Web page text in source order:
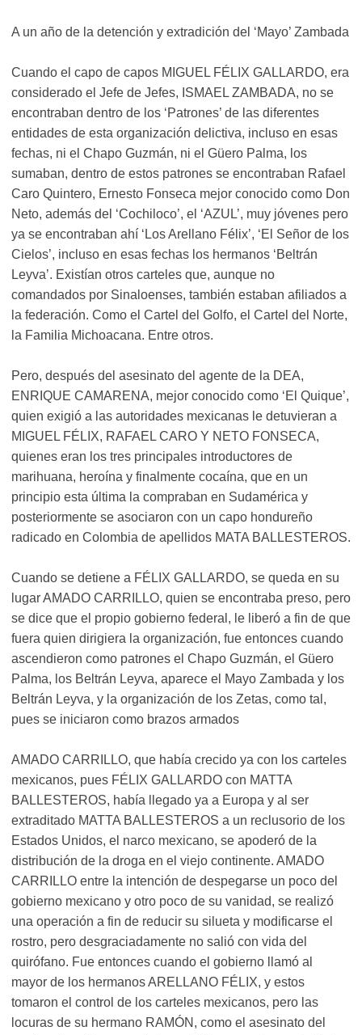
A un año de la detención y extradición del ‘Mayo’ Zambada
Cuando el capo de capos MIGUEL FÉLIX GALLARDO, era
considerado el Jefe de Jefes, ISMAEL ZAMBADA, no se
encontraban dentro de los ‘Patrones’ de las diferentes
entidades de esta organización delictiva, incluso en esas
fechas, ni el Chapo Guzmán, ni el Güero Palma, los
sumaban, dentro de estos patrones se encontraban Rafael
Caro Quintero, Ernesto Fonseca mejor conocido como Don
Neto, además del ‘Cochiloco’, el ‘AZUL’, muy jóvenes pero
ya se encontraban ahí ‘Los Arellano Félix’, ‘El Señor de los
Cielos’, incluso en esas fechas los hermanos ‘Beltrán
Leyva’. Existían otros carteles que, aunque no
comandados por Sinaloenses, también estaban afiliados a
la federación. Como el Cartel del Golfo, el Cartel del Norte,
la Familia Michoacana. Entre otros.
Pero, después del asesinato del agente de la DEA,
ENRIQUE CAMARENA, mejor conocido como ‘El Quique’,
quien exigió a las autoridades mexicanas le detuvieran a
MIGUEL FÉLIX, RAFAEL CARO Y NETO FONSECA,
quienes eran los tres principales introductores de
marihuana, heroína y finalmente cocaína, que en un
principio esta última la compraban en Sudamérica y
posteriormente se asociaron con un capo hondureño
radicado en Colombia de apellidos MATA BALLESTEROS.
Cuando se detiene a FÉLIX GALLARDO, se queda en su
lugar AMADO CARRILLO, quien se encontraba preso, pero
se dice que el propio gobierno federal, le liberó a fin de que
fuera quien dirigiera la organización, fue entonces cuando
ascendieron como patrones el Chapo Guzmán, el Güero
Palma, los Beltrán Leyva, aparece el Mayo Zambada y los
Beltrán Leyva, y la organización de los Zetas, como tal,
pues se iniciaron como brazos armados
AMADO CARRILLO, que había crecido ya con los carteles
mexicanos, pues FÉLIX GALLARDO con MATTA
BALLESTEROS, había llegado ya a Europa y al ser
extraditado MATTA BALLESTEROS a un reclusorio de los
Estados Unidos, el narco mexicano, se apoderó de la
distribución de la droga en el viejo continente. AMADO
CARRILLO entre la intención de despegarse un poco del
gobierno mexicano y otro poco de su vanidad, se realizó
una operación a fin de reducir su silueta y modificarse el
rostro, pero desgraciadamente no salió con vida del
quirófano. Fue entonces cuando el gobierno llamó al
mayor de los hermanos ARELLANO FÉLIX, y estos
tomaron el control de los carteles mexicanos, pero las
locuras de su hermano RAMÓN, como el asesinato del